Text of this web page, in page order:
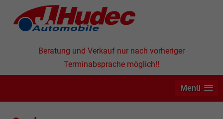
Beratung und Verkauf nur nach vorheriger
Terminabsprache möglich!!
Menü